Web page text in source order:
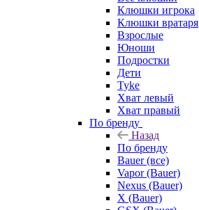
Клюшки игрока
Клюшки вратаря
Взрослые
Юноши
Подростки
Дети
Tyke
Хват левый
Хват правый
По бренду
Назад
По бренду
Bauer (все)
Vapor (Bauer)
Nexus (Bauer)
X (Bauer)